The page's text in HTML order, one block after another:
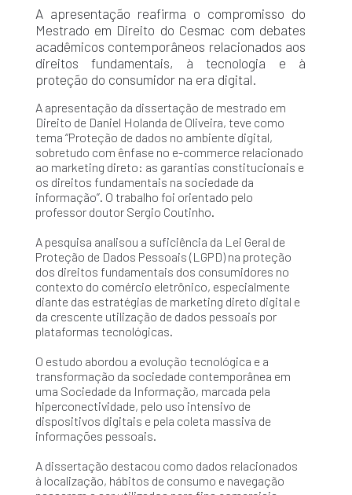
A apresentação reafirma o compromisso do
Mestrado em Direito do Cesmac com debates
acadêmicos contemporâneos relacionados aos
direitos fundamentais, à tecnologia e à
proteção do consumidor na era digital.
A apresentação da dissertação de mestrado em
Direito de Daniel Holanda de Oliveira, teve como
tema “Proteção de dados no ambiente digital,
sobretudo com ênfase no e-commerce relacionado
ao marketing direto: as garantias constitucionais e
os direitos fundamentais na sociedade da
informação”. O trabalho foi orientado pelo
professor doutor Sergio Coutinho.
A pesquisa analisou a suficiência da Lei Geral de
Proteção de Dados Pessoais (LGPD) na proteção
dos direitos fundamentais dos consumidores no
contexto do comércio eletrônico, especialmente
diante das estratégias de marketing direto digital e
da crescente utilização de dados pessoais por
plataformas tecnológicas.
O estudo abordou a evolução tecnológica e a
transformação da sociedade contemporânea em
uma Sociedade da Informação, marcada pela
hiperconectividade, pelo uso intensivo de
dispositivos digitais e pela coleta massiva de
informações pessoais.
A dissertação destacou como dados relacionados
à localização, hábitos de consumo e navegação